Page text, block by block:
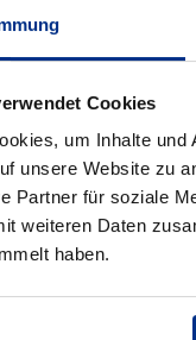
Cookies
um Inhalte
unsere Website zu
Partner für soziale
weiteren Daten
haben.